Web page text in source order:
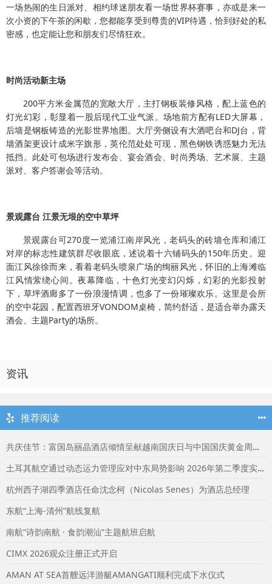
一场热闹的生日派对、相约球迷朋友看一场世界杯赛事，亦或是来一
次小资的下午茶的闲歇，您都能享受到尊贵的VIP待遇，恰到好处的私
密感，也定能让您和朋友们尽情狂欢。
时尚活动新主场
200平方米金属范的宽敞大厅，主打钢板装修风格，配上蓝色的
灯光幻彩，彰显着一股后现代工业气派。场地前方配有LED大屏幕，
后墙是钢板铸造的光影世界地图。大厅旁侧设有大酒吧台和DJ台，背
墙酒架更设计成米字旗形，英伦范处处可现，黑色钢铁诱惑魅力无法
抵挡。此处可包场进行发布会、宴会酒会、时尚秀场、艺术展、主题
派对、客户答谢会等活动。
景观露台 江景无垠的空中草坪
景观露台可270度一览浦江南岸风光，老码头的砖墙仓库和浦江
对岸的标志性建筑群尽收眼底，述说着十六铺码头的150年历史。迎
面江风徐徐而来，看着老码头喷泉广场的绚丽风光，怀旧的上海滩临
江风情萦绕心间。夜幕降临，十色灯光变幻闪烁，幻彩的光影投射
下，草坪酒廊多了一份浪漫情调，也多了一份璀璨欢乐。这里是会所
的空中花园，配置西班牙VONDOM桌椅，简约舒适，是适合举办露天
酒会、主题Party的场所。
资讯
推荐阅读
共庆佳节：富国岛丽晶酒店倾情呈献越南国庆日与中国国庆黄金周精彩活动
土耳其航空通过动态运力管理应对中东局势影响 2026年第二季度实现1.97亿美元净利润
杭州西子湖四季酒店任命沈念柯（Nicolas Senes）为酒店总经理
东航“上海-清州”航线复航
南航“诗韵南航 · 食韵潮汕”主题航班启航
CIMX 2026观众注册正式开启
AMAN AT SEA首艘远洋游艇AMANGATI顺利完成下水仪式